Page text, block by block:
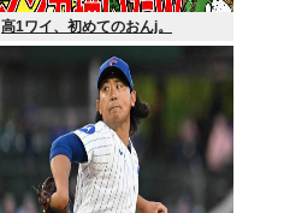
高1ワイ、初めてのおんj。